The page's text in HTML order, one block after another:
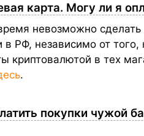
карта. Могу ли я
невозможно
РФ, независимо от
криптовалютой в тех
.
покупки чужой